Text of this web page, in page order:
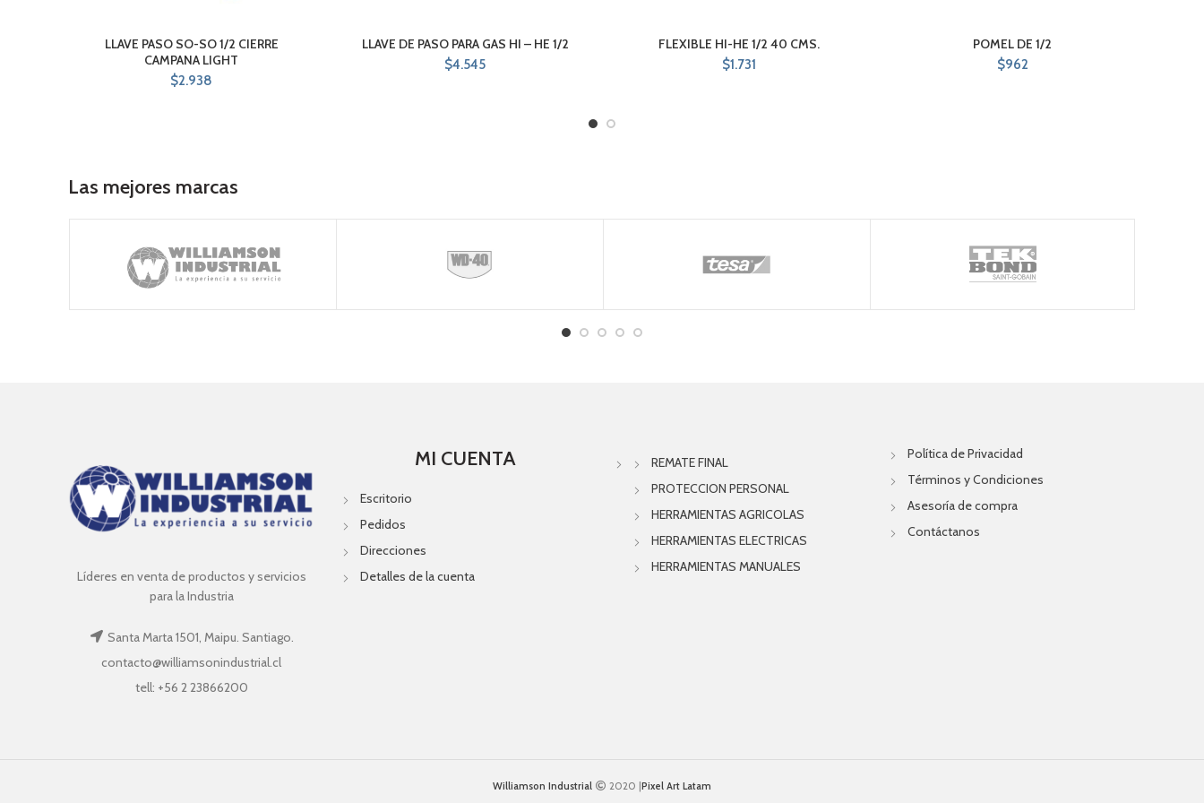
LLAVE PASO SO-SO 1/2 CIERRE
CAMPANA LIGHT
$2.938
LLAVE DE PASO PARA GAS HI – HE 1/2
$4.545
FLEXIBLE HI-HE 1/2 40 CMS.
$1.731
POMEL DE 1/2
$962
Las mejores marcas
Líderes en venta de productos y servicios
para la Industria
Santa Marta 1501, Maipu. Santiago.
contacto@williamsonindustrial.cl
tell: +56 2 23866200
MI CUENTA
Escritorio
Pedidos
Direcciones
Detalles de la cuenta
REMATE FINAL
PROTECCION PERSONAL
HERRAMIENTAS AGRICOLAS
HERRAMIENTAS ELECTRICAS
HERRAMIENTAS MANUALES
Política de Privacidad
Términos y Condiciones
Asesoría de compra
Contáctanos
Williamson Industrial 2020 |Pixel Art Latam